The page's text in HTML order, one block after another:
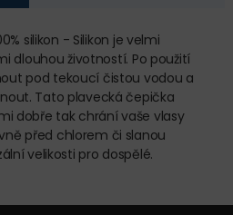
silikon - Silikon je velmi
dlouhou životností. Po použití
pod tekoucí čistou vodou a
Tato plavecká čepička
dobře tak chrání vaše vlasy
před chlorem či slanou
velikosti pro dospělé.